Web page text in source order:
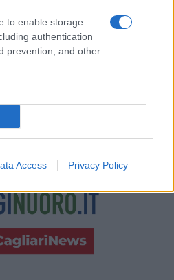
to enable storage
authentication
prevention, and other
Access Privacy Policy